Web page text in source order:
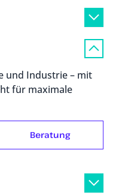
und Industrie – mit
für maximale
Beratung